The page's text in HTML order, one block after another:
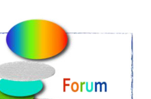
si può! - Come